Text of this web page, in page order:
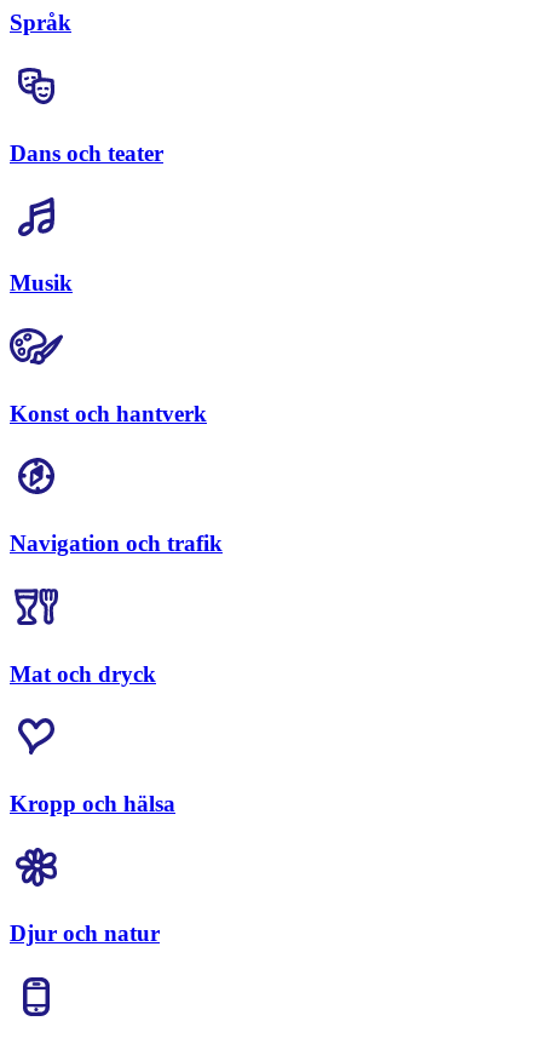
Språk
Dans och teater
Musik
Konst och hantverk
Navigation och trafik
Mat och dryck
Kropp och hälsa
Djur och natur